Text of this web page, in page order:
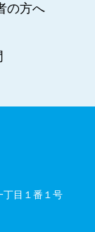
の方へ
丁目１番１号